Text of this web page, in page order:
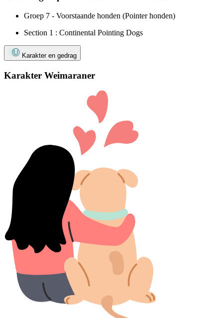
Groep 7 - Voorstaande honden (Pointer honden)
Section 1 : Continental Pointing Dogs
Karakter en gedrag
Karakter Weimaraner